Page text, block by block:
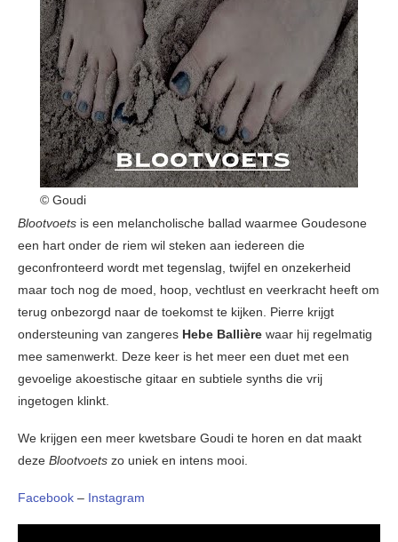
© Goudi
Blootvoets is een melancholische ballad waarmee Goudesone
een hart onder de riem wil steken aan iedereen die
geconfronteerd wordt met tegenslag, twijfel en onzekerheid
maar toch nog de moed, hoop, vechtlust en veerkracht heeft om
terug onbezorgd naar de toekomst te kijken. Pierre krijgt
ondersteuning van zangeres Hebe Ballière waar hij regelmatig
mee samenwerkt. Deze keer is het meer een duet met een
gevoelige akoestische gitaar en subtiele synths die vrij
ingetogen klinkt.
We krijgen een meer kwetsbare Goudi te horen en dat maakt
deze Blootvoets zo uniek en intens mooi.
Facebook – Instagram